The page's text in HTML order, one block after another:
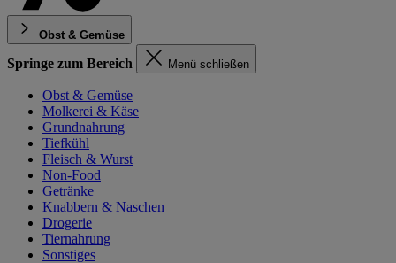
Obst & Gemüse
Springe zum Bereich Menü schließen
Obst & Gemüse
Molkerei & Käse
Grundnahrung
Tiefkühl
Fleisch & Wurst
Non-Food
Getränke
Knabbern & Naschen
Drogerie
Tiernahrung
Sonstiges